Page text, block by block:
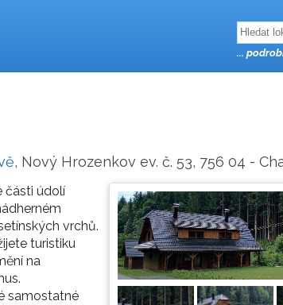
, Nový Hrozenkov ev. č. 53, 756 04 -
části údolí
vrchů.
turistiku
na
samostatné
...